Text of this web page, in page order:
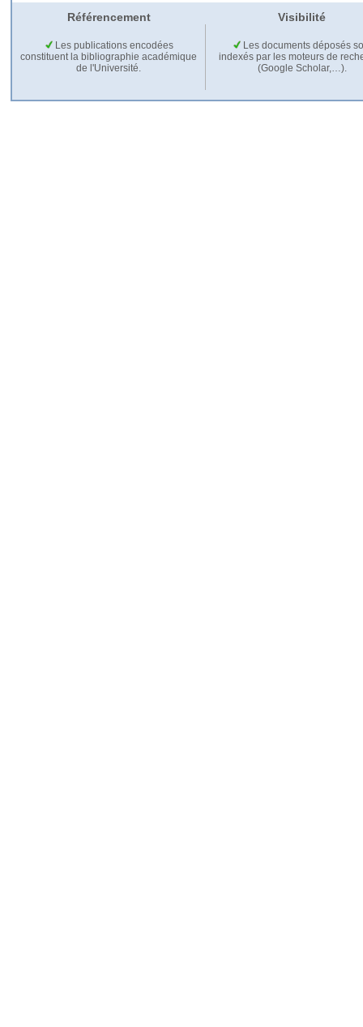
Référencement Visibilité
Les publications encodées
constituent la bibliographie académique
de l'Université.
Les documents déposés
indexés par les moteurs de
(Google Scholar,…).